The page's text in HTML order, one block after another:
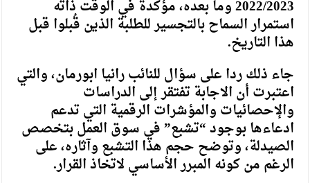
2022/2023 وما بعده، مؤكدةً في الوقت ذاته
استمرار السماح بالتجسير للطلبة الذين قُبلوا قبل
هذا التاريخ.
جاء ذلك ردا على سؤال للنائب رانيا ابورمان، والتي
اعتبرت أن الاجابة تفتقر إلى الدراسات
والإحصائيات والمؤشرات الرقمية التي تدعم
ادعاءها بوجود “تشبع” في سوق العمل بتخصص
الصيدلة، وتوضح حجم هذا التشبع وآثاره، على
الرغم من كونه المبرر الأساسي لاتخاذ القرار.